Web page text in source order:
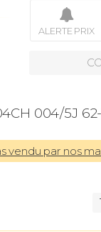
ALERTE PRIX
004/5J 62-
vendu par nos